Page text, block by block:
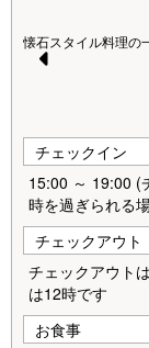
vi
o
u
s
懐石スタイル料理の
チェックイン
15:00 ～ 19:00 (
時を過ぎられる
チェックアウト
チェックアウト
は12時です
お食事